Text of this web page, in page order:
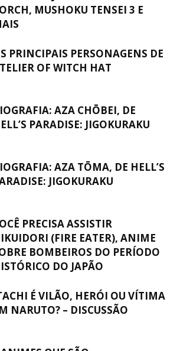
MUSHOKU TENSEI 3 E
PRINCIPAIS PERSONAGENS DE
OF WITCH HAT
AZA CHŌBEI, DE
PARADISE: JIGOKURAKU
AZA TŌMA, DE HELL’S
JIGOKURAKU
PRECISA ASSISTIR
(FIRE EATER), ANIME
BOMBEIROS DO PERÍODO
DO JAPÃO
É VILÃO, HERÓI OU VÍTIMA
NARUTO? – DISCUSSÃO